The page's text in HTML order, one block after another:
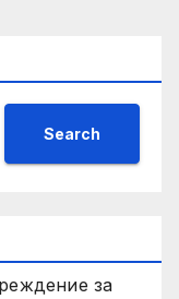
Search
за